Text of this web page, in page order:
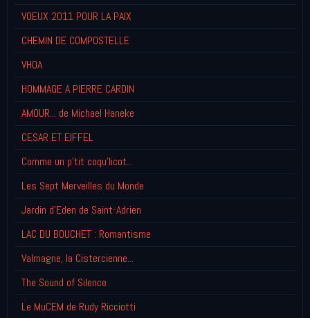
VOEUX 2011 POUR LA PAIX
CHEMIN DE COMPOSTELLE
VHOA
HOMMAGE A PIERRE CARDIN
AMOUR... de Michael Haneke
CESAR ET EIFFEL
Comme un p'tit coqu'licot...
Les Sept Merveilles du Monde
Jardin d'Eden de Saint-Adrien
LAC DU BOUCHET : Romantisme
Valmagne, la Cistercienne...
The Sound of Silence
Le MuCEM de Rudy Ricciotti